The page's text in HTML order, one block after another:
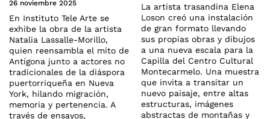
26 noviembre 2025
En Instituto Tele Arte se
exhibe la obra de la artista
Natalia Lassalle-Morillo,
quien reensambla el mito de
Antígona junto a actores no
tradicionales de la diáspora
puertorriqueña en Nueva
York, hilando migración,
memoria y pertenencia. A
través de ensayos,
La artista trasandina Elena
Loson creó una instalación
de gran formato llevando
sus propias obras y dibujos
a una nueva escala para la
Capilla del Centro Cultural
Montecarmelo. Una muestra
que invita a transitar un
nuevo paisaje, entre altas
estructuras, imágenes
abstractas de montañas y